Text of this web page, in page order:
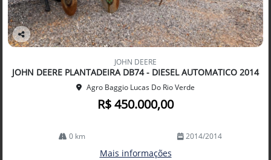
Co
arti
lhe
JOHN DEERE
JOHN DEERE PLANTADEIRA DB74 - DIESEL AUTOMATICO 2014
Agro Baggio Lucas Do Rio Verde
R$ 450.000,00
0 km 2014/2014
Mais informações